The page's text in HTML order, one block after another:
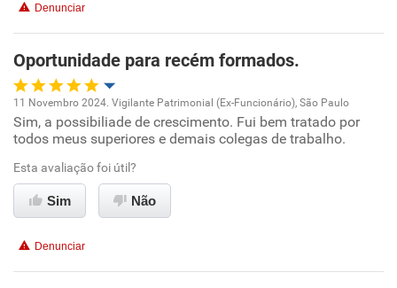
Recomenda esta empresa
Não recomenda a diretoria
Denunciar
Oportunidade para recém formados.
Oportunidade de promoção
Ambiente de trabalho
Conciliação com a vida familiar
11 Novembro 2024. Vigilante Patrimonial (Ex-Funcionário), São Paulo
Sim, a possibiliade de crescimento. Fui bem tratado por
todos meus superiores e demais colegas de trabalho.
Esta avaliação foi útil?
Sim Não
Denunciar